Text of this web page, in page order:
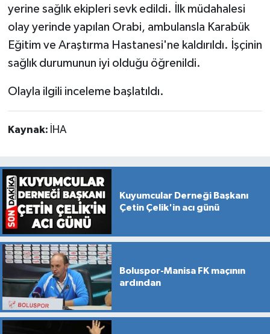
yerine sağlık ekipleri sevk edildi. İlk müdahalesi
olay yerinde yapılan Orabi, ambulansla Karabük
Eğitim ve Araştırma Hastanesi'ne kaldırıldı. İşçinin
sağlık durumunun iyi olduğu öğrenildi.
Olayla ilgili inceleme başlatıldı.
Kaynak: İHA
Kuyumcular Derneği Başkanı
Çetin Çelik'in acı günü
Boluspor-Manisa FK maçının
ardından